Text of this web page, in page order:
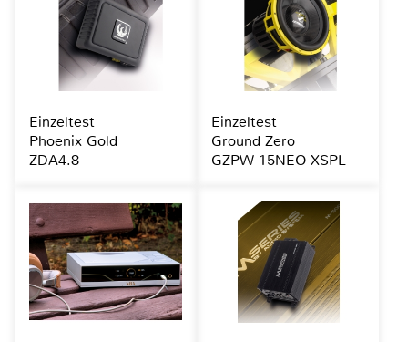
Einzeltest
Phoenix Gold
ZDA4.8
Einzeltest
Ground Zero
GZPW 15NEO-XSPL